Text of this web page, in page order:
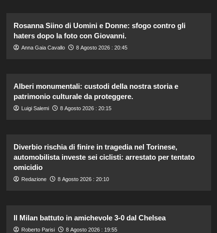
Rosanna Siino di Uomini e Donne: sfogo contro gli
haters dopo la foto con Giovanni.
Anna Gaia Cavallo 8 Agosto 2026 : 20:45
Alberi monumentali: custodi della nostra storia e
patrimonio culturale da proteggere.
Luigi Salemi 8 Agosto 2026 : 20:15
Diverbio rischia di finire in tragedia nel Torinese,
automobilista investe sei ciclisti: arrestato per tentato
omicidio
Redazione 8 Agosto 2026 : 20:10
Il Milan battuto in amichevole 3-0 dal Chelsea
Roberto Parisi 8 Agosto 2026 : 19:55